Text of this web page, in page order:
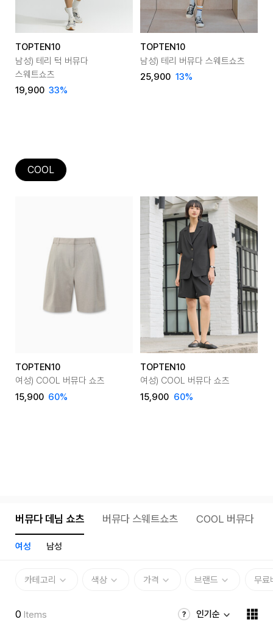
TOPTEN10
남성) 테리 턱 버뮤다
스웨트쇼츠
19,900 33%
TOPTEN10
남성) 테리 버뮤다 스웨트쇼츠
25,900 13%
COOL
TOPTEN10
여성) COOL 버뮤다 쇼츠
15,900 60%
TOPTEN10
여성) COOL 버뮤다 쇼츠
15,900 60%
버뮤다 데님 쇼츠 버뮤다 스웨트쇼츠 COOL 버뮤다
여성 남성
카테고리 색상 가격 브랜드 무료
0 Items 인기순